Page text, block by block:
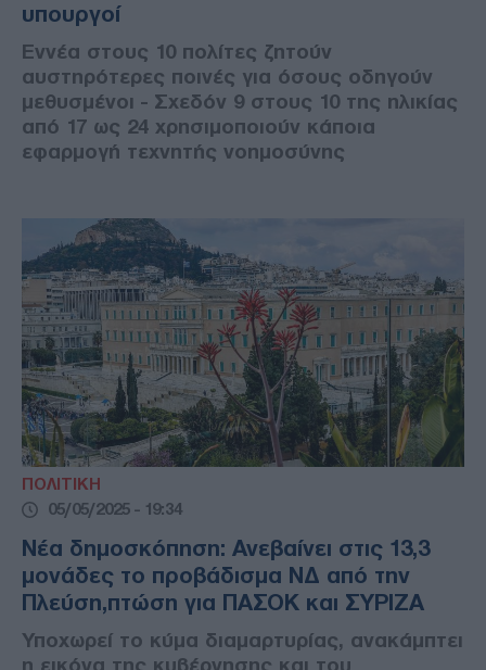
υπουργοί
Εννέα στους 10 πολίτες ζητούν
αυστηρότερες ποινές για όσους οδηγούν
μεθυσμένοι - Σχεδόν 9 στους 10 της ηλικίας
από 17 ως 24 χρησιμοποιούν κάποια
εφαρμογή τεχνητής νοημοσύνης
ΠΟΛΙΤΙΚΗ
05/05/2025 - 19:34
Νέα δημοσκόπηση: Ανεβαίνει στις 13,3
μονάδες το προβάδισμα ΝΔ από την
Πλεύση,πτώση για ΠΑΣΟΚ και ΣΥΡΙΖΑ
Υποχωρεί το κύμα διαμαρτυρίας, ανακάμπτει